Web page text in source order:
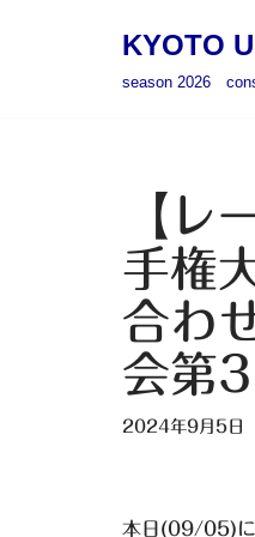
KYOTO
season 2026
【レ
手権
合わ
会第
2024年9月5日
本日(09/05)に